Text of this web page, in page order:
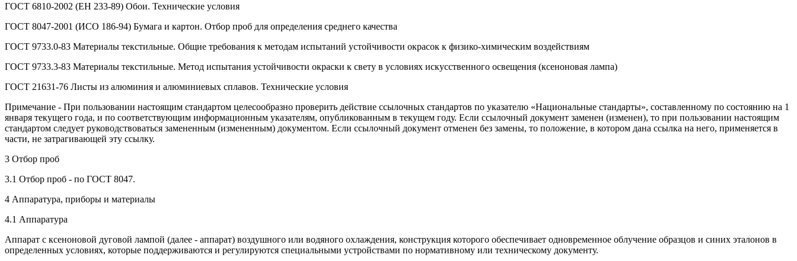
ГОСТ 6810-2002 (ЕН 233-89) Обои. Технические условия
ГОСТ 8047-2001 (ИСО 186-94) Бумага и картон. Отбор проб для определения среднего ка­чества
ГОСТ 9733.0-83 Материалы текстильные. Общие требования к методам испытаний устойчивости окрасок к физико-химическим воздействиям
ГОСТ 9733.3-83 Материалы текстильные. Метод испытания устойчивости окраски к свету в условиях искусственного освещения (ксеноновая лампа)
ГОСТ 21631-76 Листы из алюминия и алюминиевых сплавов. Технические условия
Примечание - При пользовании настоящим стандартом целесообразно проверить действие ссылочных стандартов по указателю «Национальные стандарты», составленному по состоянию на 1
января текущего года, и по соответствующим информационным указателям, опубликованным в текущем году. Если ссылочный документ заменен (изменен), то при пользовании настоящим
стандартом следует руководствоваться замененным (измененным) документом. Если ссылочный документ отменен без замены, то положение, в котором дана ссылка на него, применяется в
части, не затрагивающей эту ссылку.
3 Отбор проб
3.1 Отбор проб - по ГОСТ 8047.
4 Аппаратура, приборы и материалы
4.1 Аппаратура
Аппарат с ксеноновой дуговой лампой (далее - аппарат) воздушного или водяного охлаждения, конструкция которого обеспечивает одновременное облучение образцов и синих эталонов в
определенных условиях, которые поддерживаются и регулируются специальными устройствами по нормативному или техническому документу.